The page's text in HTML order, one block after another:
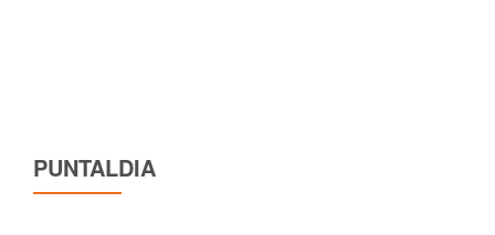
PUNTALDIA